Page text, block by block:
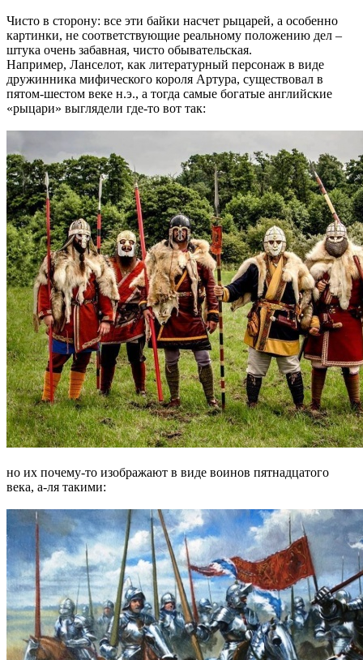
Чисто в сторону: все эти байки насчет рыцарей, а особенно
картинки, не соответствующие реальному положению дел –
штука очень забавная, чисто обывательская.
Например, Ланселот, как литературный персонаж в виде
дружинника мифического короля Артура, существовал в
пятом-шестом веке н.э., а тогда самые богатые английские
«рыцари» выглядели где-то вот так:
но их почему-то изображают в виде воинов пятнадцатого
века, а-ля такими: